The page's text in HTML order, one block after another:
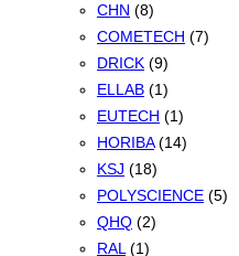
CHN (8)
COMETECH (7)
DRICK (9)
ELLAB (1)
EUTECH (1)
HORIBA (14)
KSJ (18)
POLYSCIENCE (5)
QHQ (2)
RAL (1)